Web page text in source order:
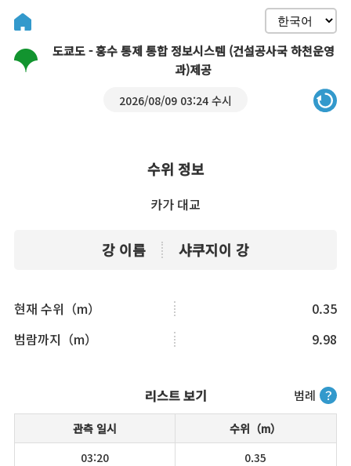
도쿄도 - 홍수 통제 통합 정보시스템 (건설공사국 하천운영
과)제공
2026/08/09 03:24 수시
수위 정보
카가 대교
강 이름 샤쿠지이 강
현재 수위（m）
0.35
범람까지（m）
9.98
범례 ？
리스트 보기
관측 일시
수위（m）
03:20
0.35